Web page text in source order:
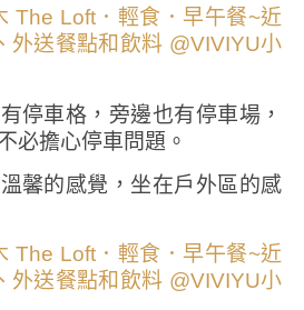
停車格，旁邊也有停車場，
必擔心停車問題。
馨的感覺，坐在戶外區的感